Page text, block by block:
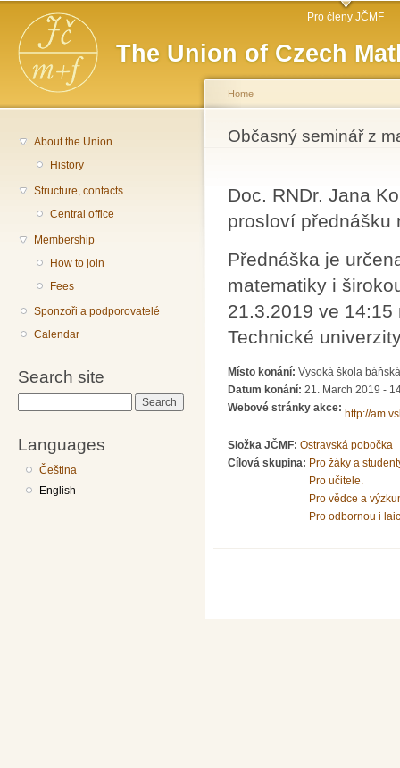
The Union of Czech
Main menu Pro členy JČMF
About the Union
History
Structure, contacts
Central office
Membership
How to join
Fees
Sponzoři a podporovatelé
Calendar
Search site
Languages
Čeština
English
You are here
Home
Občasný seminář z
Doc. RNDr. Jana
prosloví přednášku
Přednáška je
matematiky i
21.3.2019 ve
Technické
Místo konání: Vysoká škola
Datum konání: 21. March 2019 -
Webové stránky akce:
http://
Složka JČMF: Ostravská pobočka
Cílová skupina: Pro žáky a
Pro učitele.
Pro vědce a
Pro odbornou i